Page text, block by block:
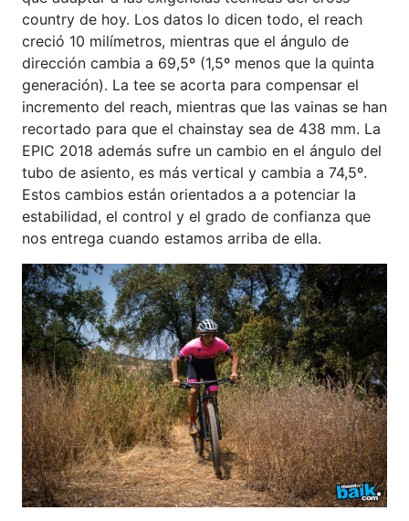
country de hoy. Los datos lo dicen todo, el reach
creció 10 milímetros, mientras que el ángulo de
dirección cambia a 69,5º (1,5º menos que la quinta
generación). La tee se acorta para compensar el
incremento del reach, mientras que las vainas se han
recortado para que el chainstay sea de 438 mm. La
EPIC 2018 además sufre un cambio en el ángulo del
tubo de asiento, es más vertical y cambia a 74,5º.
Estos cambios están orientados a a potenciar la
estabilidad, el control y el grado de confianza que
nos entrega cuando estamos arriba de ella.